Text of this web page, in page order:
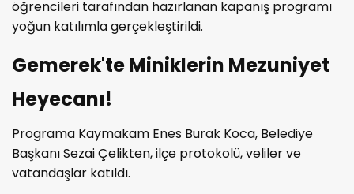
öğrencileri tarafından hazırlanan kapanış programı
yoğun katılımla gerçekleştirildi.
Gemerek'te Miniklerin Mezuniyet
Heyecanı!
Programa Kaymakam Enes Burak Koca, Belediye
Başkanı Sezai Çelikten, ilçe protokolü, veliler ve
vatandaşlar katıldı.